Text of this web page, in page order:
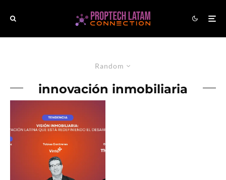
Random
innovación inmobiliaria